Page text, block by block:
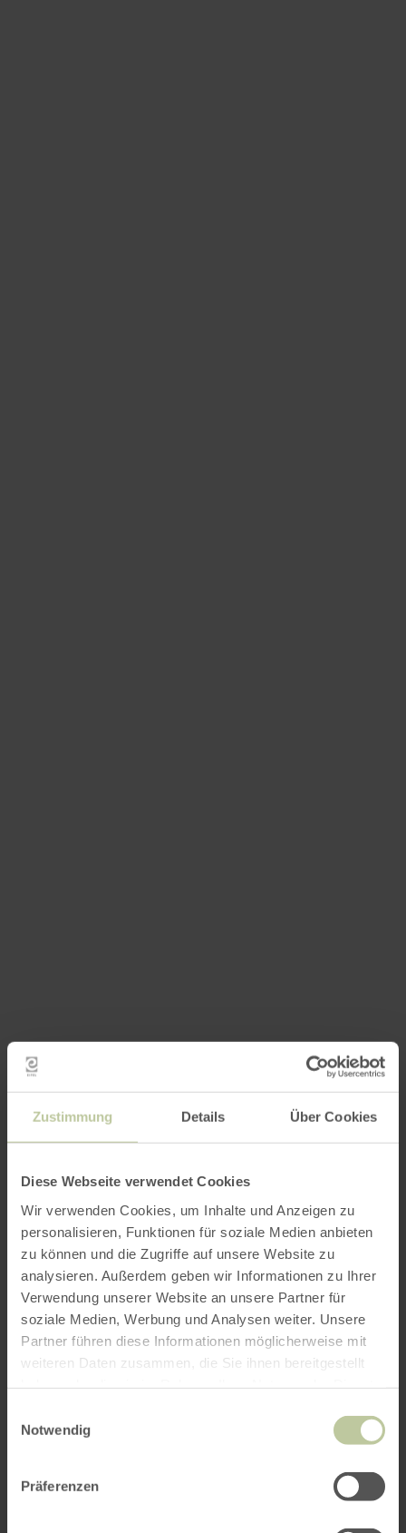
Zustimmung Details Über Cookies
Diese Webseite verwendet Cookies
Wir verwenden Cookies, um Inhalte und Anzeigen zu
personalisieren, Funktionen für soziale Medien anbieten
zu können und die Zugriffe auf unsere Website zu
analysieren. Außerdem geben wir Informationen zu Ihrer
Verwendung unserer Website an unsere Partner für
soziale Medien, Werbung und Analysen weiter. Unsere
Partner führen diese Informationen möglicherweise mit
weiteren Daten zusammen, die Sie ihnen bereitgestellt
Notwendig
Präferenzen